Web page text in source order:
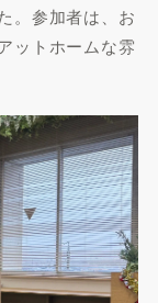
。参加者は、お
ットホームな雰